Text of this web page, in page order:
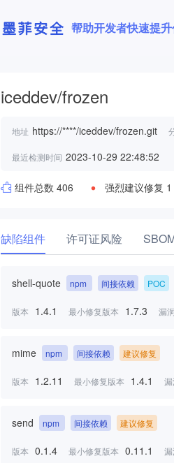
帮助开发者快速提
iceddev/frozen
地址 https://****/iceddev/frozen.git
最近检测时间 2023-10-29 22:48:52
组件总数 406 强烈建议修复 1
缺陷组件 许可证风险
shell-quote npm 间接依赖 POC
版本 1.4.1 最小修复版本 1.7.3 漏
mime npm 间接依赖 建议修复
版本 1.2.11 最小修复版本 1.4.1
send npm 间接依赖 建议修复
版本 0.1.4 最小修复版本 0.11.1